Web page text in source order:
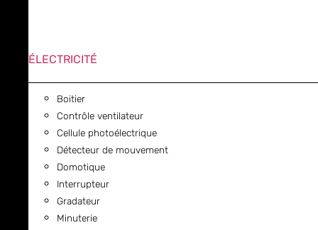
ÉLECTRICITÉ
Boitier
Contrôle ventilateur
Cellule photoélectrique
Détecteur de mouvement
Domotique
Interrupteur
Gradateur
Minuterie